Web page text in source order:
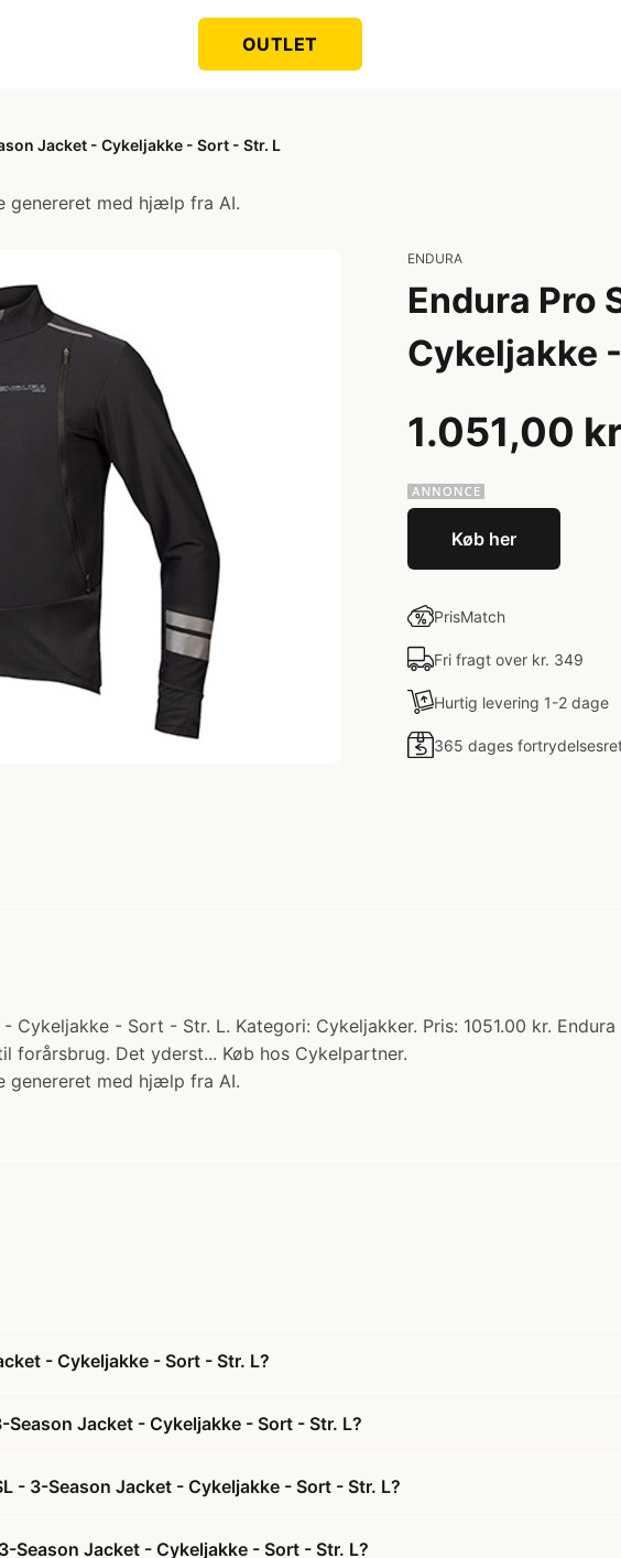
OUTLET
Jacket - Cykeljakke - Sort - Str. L
genereret med hjælp fra AI.
ENDURA
Endura Pro
Cykeljakke
1.051,00
Køb her
PrisMatch
Fri fragt over kr. 349
Hurtig levering 1-2 dage
365 dages
Cykeljakke - Sort - Str. L. Kategori: Cykeljakker. Pris: 1051.00 kr.
forårsbrug. Det yderst... Køb hos Cykelpartner.
genereret med hjælp fra AI.
- Cykeljakke - Sort - Str. L?
Jacket - Cykeljakke - Sort - Str. L?
- 3-Season Jacket - Cykeljakke - Sort - Str. L?
Season Jacket - Cykeljakke - Sort - Str. L?